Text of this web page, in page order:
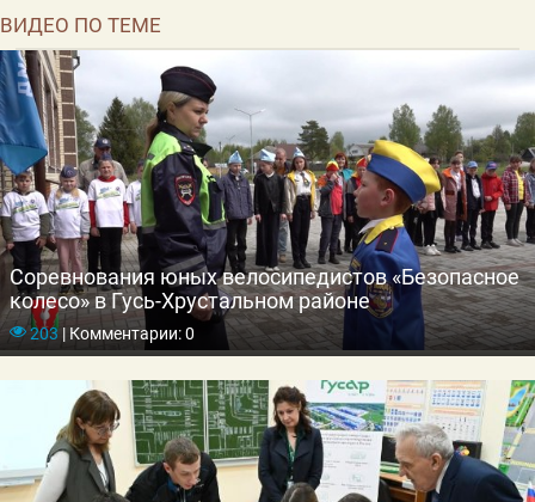
ВИДЕО ПО ТЕМЕ
Соревнования юных велосипедистов «Безопасное
колесо» в Гусь-Хрустальном районе
203 |Комментарии: 0